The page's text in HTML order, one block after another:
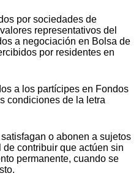
por sociedades de
representativos del
a negociación en Bolsa de
por residentes en
a los partícipes en Fondos
condiciones de la letra
o abonen a sujetos
contribuir que actúen sin
permanente, cuando se